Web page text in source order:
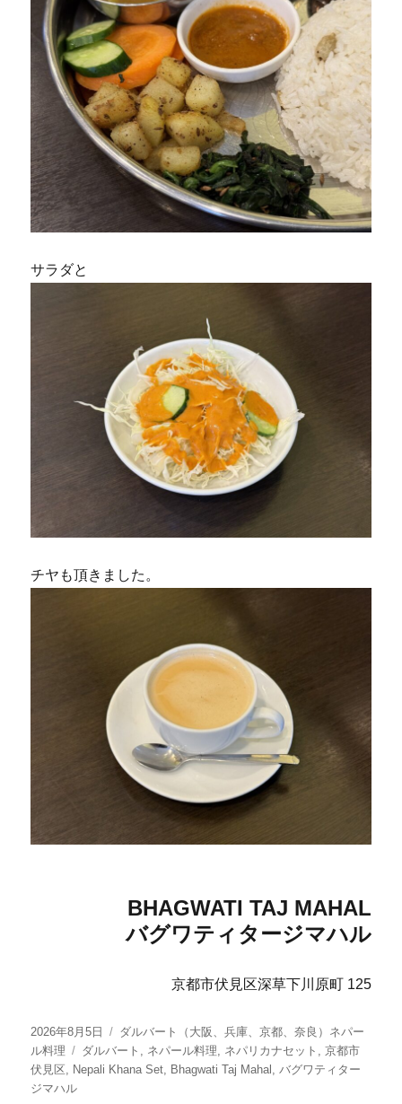
サラダと
チヤも頂きました。
BHAGWATI TAJ MAHAL
バグワティタージマハル
京都市伏見区深草下川原町 125
投
稿
日:
2026年8月5日
カ
テ
ゴ
ダルバート（大阪、兵庫、京都、奈良）ネパー
ル料理
タ
グ
ダルバート ネパール料理 ネパリカナセット ,京都市
伏見区
Nepali Khana Set Bhagwati Taj Mahal
バグワティター
ジマハル